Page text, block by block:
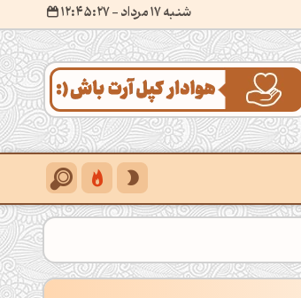
شنبه 17 مرداد - ۱۲:۴۵:۲۹